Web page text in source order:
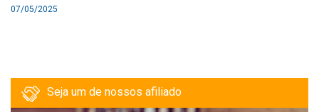
07/05/2025
Seja um de nossos afiliado